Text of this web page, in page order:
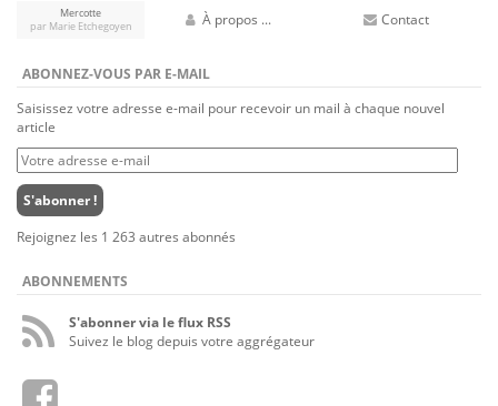
Mercotte
par Marie Etchegoyen
À propos ... Contact
ABONNEZ-VOUS PAR E-MAIL
Saisissez votre adresse e-mail pour recevoir un mail à chaque nouvel
article
Votre
adresse
e-
mail
S'abonner !
Rejoignez les 1 263 autres abonnés
ABONNEMENTS
S'abonner via le flux RSS
Suivez le blog depuis votre aggrégateur